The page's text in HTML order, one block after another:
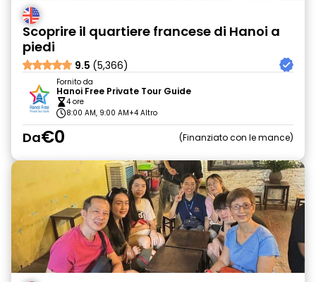
Scoprire il quartiere francese di Hanoi a
piedi
9.5 (5,366)
Fornito da
Hanoi Free Private Tour Guide
4 ore
8:00 AM, 9:00 AM+4 Altro
Da€0 Finanziato con le mance